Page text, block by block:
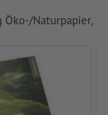
Öko-/Naturpapier,